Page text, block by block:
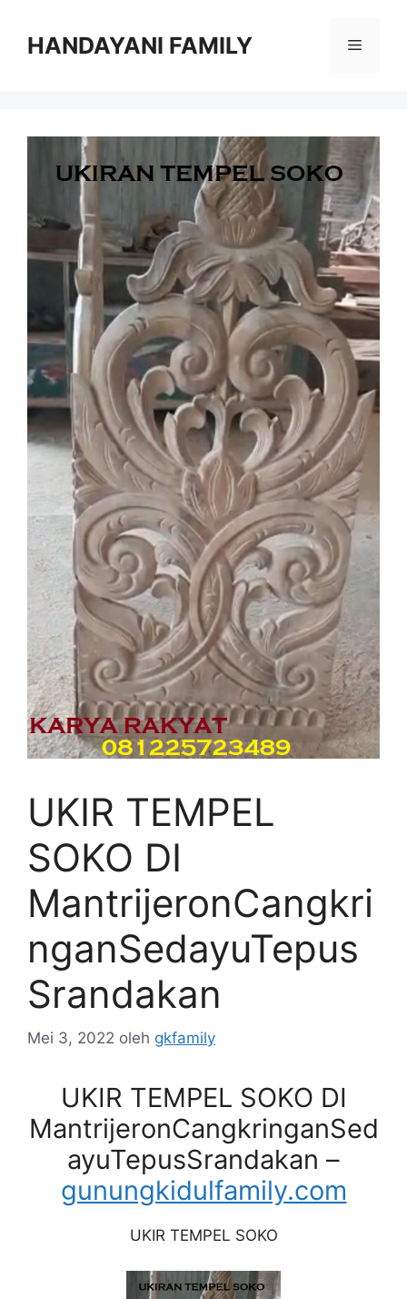
HANDAYANI FAMILY Menu
UKIR TEMPEL
SOKO DI
MantrijeronCangkri
nganSedayuTepus
Srandakan
Mei 3, 2022 oleh gkfamily
UKIR TEMPEL SOKO DI
MantrijeronCangkringanSed
ayuTepusSrandakan –
gunungkidulfamily.com
UKIR TEMPEL SOKO